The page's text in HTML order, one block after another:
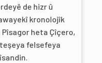
de hizr û
kronolojîk
heta Çîçero,
felsefeya